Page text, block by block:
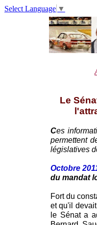
Select Language ▼
Le
Ces
permettent
législatives
Octobre
du mandat
Fort du
et qu'il
le Sénat a